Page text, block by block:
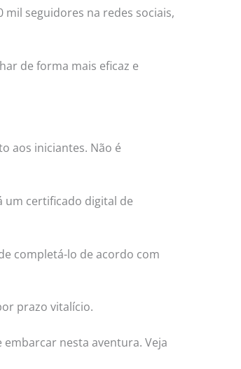
seguidores na redes sociais,
de forma mais eficaz e
aos iniciantes. Não é
um certificado digital de
completá-lo de acordo com
prazo vitalício.
nesta aventura. Veja